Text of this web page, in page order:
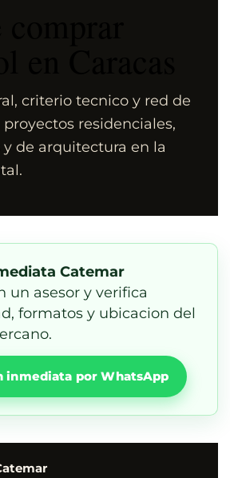
criterio tecnico y red de
residenciales,
de arquitectura en la
Catemar
un asesor y verifica
formatos y ubicacion del
inmediata por WhatsApp